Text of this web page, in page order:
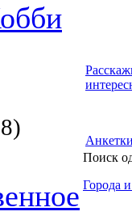
Поиск
Города